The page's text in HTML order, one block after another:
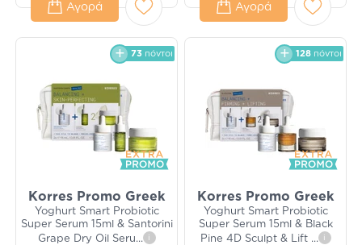
Αγορά Αγορά
73 πόντοι
Korres Promo Greek
Yoghurt Smart Probiotic
Super Serum 15ml & Santorini
Grape Dry Oil Seru... i
128 πόντοι
Korres Promo Greek
Yoghurt Smart Probiotic
Super Serum 15ml & Black
Pine 4D Sculpt & Lift ... i